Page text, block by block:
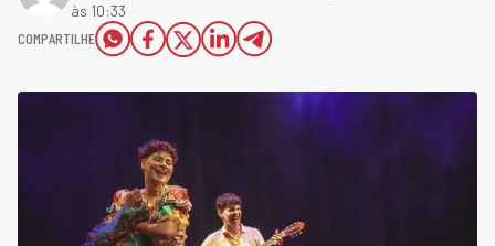
às 10:33
COMPARTILHE